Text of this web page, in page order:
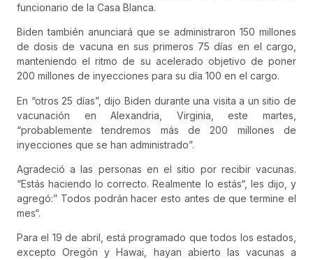
funcionario de la Casa Blanca.
Biden también anunciará que se administraron 150 millones
de dosis de vacuna en sus primeros 75 días en el cargo,
manteniendo el ritmo de su acelerado objetivo de poner
200 millones de inyecciones para su día 100 en el cargo.
En “otros 25 días”, dijo Biden durante una visita a un sitio de
vacunación en Alexandria, Virginia, este martes,
“probablemente tendremos más de 200 millones de
inyecciones que se han administrado”.
Agradeció a las personas en el sitio por recibir vacunas.
“Estás haciendo lo correcto. Realmente lo estás“, les dijo, y
agregó:” Todos podrán hacer esto antes de que termine el
mes“.
Para el 19 de abril, está programado que todos los estados,
excepto Oregón y Hawai, hayan abierto las vacunas a